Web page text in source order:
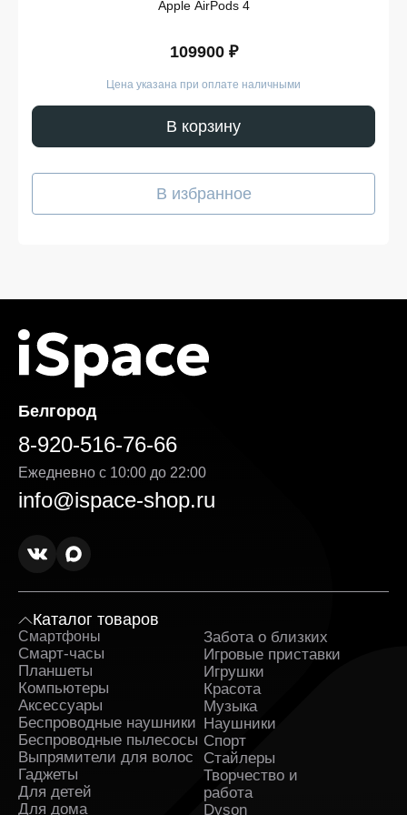
безопасной. Мы гарантируем, что вы получите именно
подтверждёнными характеристиками и официальной
Покупайте POCO X8 Pro в iSpace
без переплат!
условия для покупателей, стремящихся сэкономить,
не жертвуя качеством. У нас вы всегда можете
рассчитывать на адекватную цену, отличные условия
удобный способ — онлайн или при получении.
Кроме того, возможна рассрочка, условия
которой подробно указаны на странице товара.
Выгодная стоимость без скрытых доплат. Цена
POCO X8 Pro указанная на сайте, является
окончательной — без навязанных услуг и
дополнительных комиссий. Мы делаем всё,
чтобы каждая покупка была действительно
напрямую от официальных дистрибьюторов. К
Оперативная доставка POCO X8 Pro в
Белгороде и полное сопровождение заказа.
Заявка обрабатывается сразу после
оформления и быстро передаётся в службу,
которая занимается доставкой. На каждом этапе
вы получаете уведомления и можете
отслеживать путь заказа.
Поддержка клиентов и бонусные предложения.
Служба поддержки работает ежедневно и
помогает решить любые вопросы до и после
покупки. Постоянным клиентам доступны
индивидуальные предложения и накопительные
Apple AirPods 4
109900 ₽
Цена указана при оплате наличными
В корзину
В избранное
Белгород
8-920-516-76-66
Ежедневно с 10:00 до 22:00
info@ispace-shop.ru
Каталог товаров
Смартфоны
Смарт-часы
Планшеты
Компьютеры
Аксессуары
Беспроводные наушники
Беспроводные пылесосы
Выпрямители для волос
Гаджеты
Для детей
Для дома
Забота о близких
Игровые приставки
Игрушки
Красота
Музыка
Наушники
Спорт
Стайлеры
Творчество и
работа
Dyson